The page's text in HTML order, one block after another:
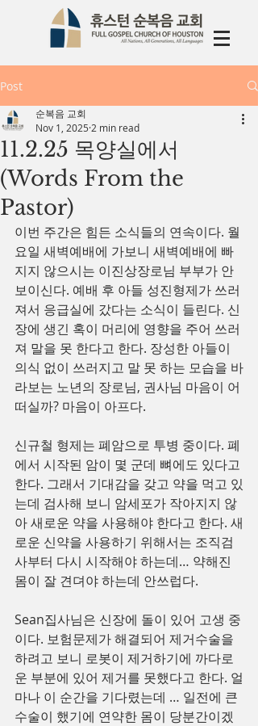
Post
11.2.25 목양실에서
(Words From the
Pastor)
순복음 교회
Nov 1, 2025 2 min read
이번 주간은 힘든 소식들의 연속이다. 월
요일 새벽예배에 가보니 새벽예배에 빠
지지 않으시는 이진상장로님 부부가 안
보이신다. 예배 후 아들 성진형제가 쓰러
져서 응급실에 갔다는 소식이 들린다. 신
장에 생긴 혹이 머리에 영향을 주어 쓰러
져 말을 못 한다고 한다. 장성한 아들이
의식 없이 쓰러지고 말 못 하는 모습을 바
라보는 노년의 장로님, 권사님 마음이 어
떠실까? 마음이 아프다.
신규철 형제는 폐암으로 투병 중이다. 폐
에서 시작된 암이 몇 군데 뼈에도 있다고
한다. 그래서 기대감을 갖고 약을 먹고 있
는데 검사해 보니 암세포가 작아지지 않
아 새로운 약을 사용해야 한다고 한다. 새
로운 신약을 사용하기 위해서는 조직검
사부터 다시 시작해야 하는데… 약해진
몸이 잘 견뎌야 하는데 안쓰럽다.
Sean집사님은 신장에 돌이 있어 고생 중
이다. 보험문제가 해결되어 제거수술을
하려고 보니 로봇이 제거하기에 까다로
운 부분에 있어 제거를 못했다고 한다. 얼
마나 이 순간을 기다렸는데 … 일전에 큰
수술이 했기에 연약한 몸이 당분간이겠